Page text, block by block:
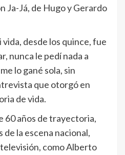
Ja-Já, de Hugo y Gerardo
vida, desde los quince, fue
nunca le pedí nada a
lo gané sola, sin
que otorgó en
de vida.
60 años de trayectoria,
la escena nacional,
como Alberto